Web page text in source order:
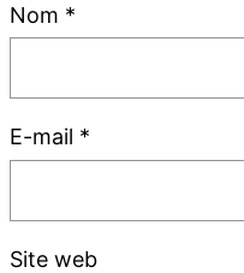
Nom *
E-mail *
Site web